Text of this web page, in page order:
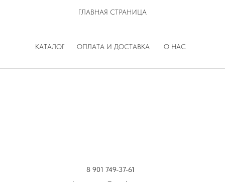
ГЛАВНАЯ СТРАНИЦА
8 901 749-37-61
КАТАЛОГ О НАС
ОПЛАТА И ДОСТАВКА